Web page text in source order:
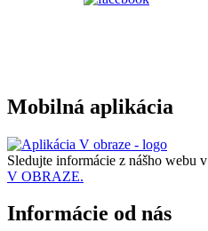
Mobilná aplikácia
Sledujte informácie z nášho webu v
V OBRAZE.
Informácie od nás